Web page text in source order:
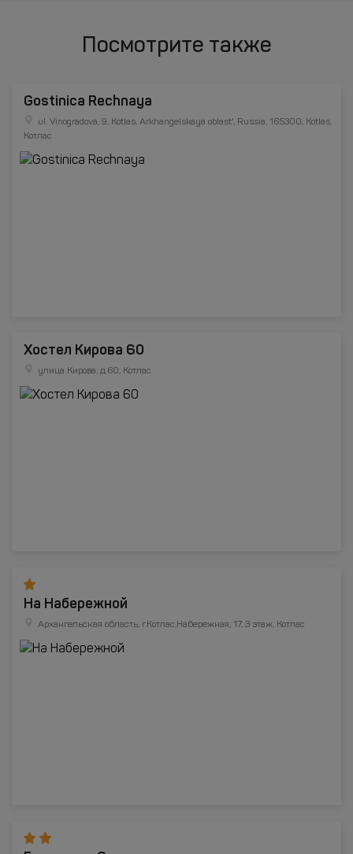
Посмотрите также
Gostinica Rechnaya
ul. Vinogradova, 9, Kotlas, Arkhangelskaya oblast', Russia, 165300, Kotlas,
Котлас
Хостел Кирова 60
улица Кирова, д.60, Котлас
На Набережной
Архангельская область, г.Котлас,Набережная, 17, 3 этаж, Котлас